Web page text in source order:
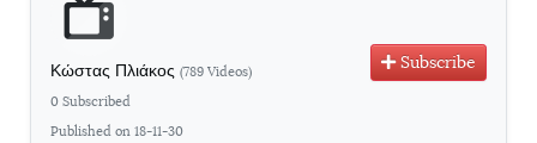
Κώστας Πλιάκος (789 Videos)
0 Subscribed
Published on 18-11-30
Subscribe